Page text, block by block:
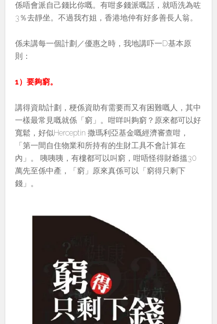
係唔會派自己錢比你嘅。有咁多錢派嘅話，就唔洗為咗
3％去靜坐。不過我冇姐，香港地仲有好多善長人翁。
係未講每一個計劃／優惠之時，我地講吓一D基本原
則：
1）要夠窮。
講得資助計劃，梗係資助有需要而又有困難嘅人，其中
一樣最常見嘅就係「窮」。咁咩叫夠窮？原來都可以好
寬鬆，好似Herceptin 撒瑪利亞基金嘅經濟審查咁，
「第一間自住物業和所持有的生財工具不會計算在
內」。 咦咦咦，有樓都可以叫窮，咁唔怪得財爺搵30
萬先至係中產，「窮」原來真係可以「窮得只剩下
錢」。